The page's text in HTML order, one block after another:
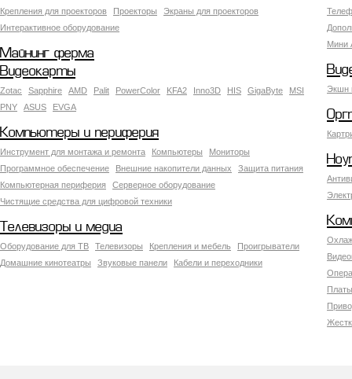
Мини
Крепления для проекторов Проекторы
Экраны для проекторов
Интерактивное оборудование
Майнинг ферма
Экшн
Видеокарты
Zotac Sapphire AMD Palit PowerColor KFA2 Inno3D HIS GigaByte
MSI
PNY
ASUS EVGA
Компьютеры и периферия
Инструмент для монтажа и ремонта Компьютеры
Мониторы
Программное обеспечение
Внешние накопители данных
Защита питания
Компьютерная периферия
Серверное оборудование
Чистящие средства для цифровой техники
Телевизоры и медиа
Оборудование для ТВ Телевизоры Крепления и мебель
Проигрыватели
Домашние кинотеатры
Звуковые панели Кабели и переходники